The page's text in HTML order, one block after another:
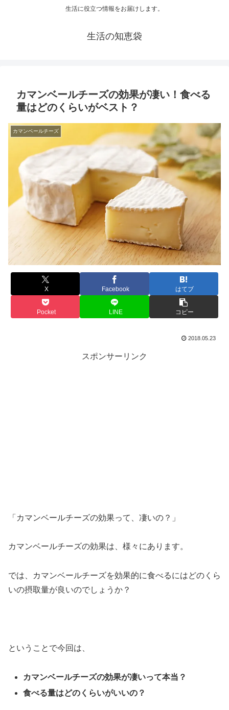
生活に役立つ情報をお届けします。
生活の知恵袋
カマンベールチーズの効果が凄い！食べる
量はどのくらいがベスト？
カマンベールチーズ
X Facebook はてブ
Pocket LINE コピー
2018.05.23
スポンサーリンク
「カマンベールチーズの効果って、凄いの？」
カマンベールチーズの効果は、様々にあります。
では、カマンベールチーズを効果的に食べるにはどのくら
いの摂取量が良いのでしょうか？
ということで今回は、
カマンベールチーズの効果が凄いって本当？
食べる量はどのくらいがいいの？